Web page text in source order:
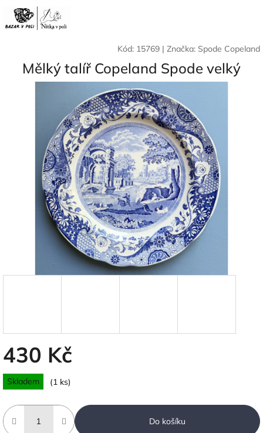
obsah
Kód: 15769 | Značka: Spode Copeland
Mělký talíř Copeland Spode velký
430 Kč
Měrná
cena:
Skladem (1 ks)
Do košíku